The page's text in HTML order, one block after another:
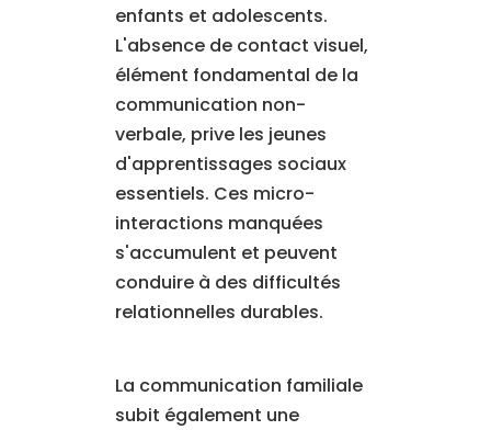
enfants et adolescents.
L'absence de contact visuel,
élément fondamental de la
communication non-
verbale, prive les jeunes
d'apprentissages sociaux
essentiels. Ces micro-
interactions manquées
s'accumulent et peuvent
conduire à des difficultés
relationnelles durables.
La communication familiale
subit également une